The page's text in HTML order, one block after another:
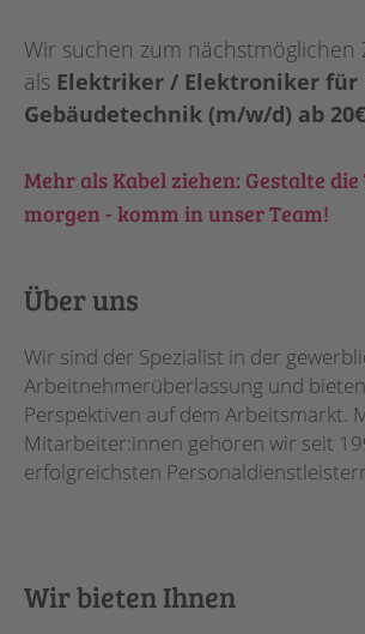
Wir suchen zum nächstmöglichen
als Elektriker / Elektroniker für
Gebäudetechnik (m/w/d) ab
Mehr als Kabel ziehen: Gestalte
morgen - komm in unser Team!
Über uns
Wir sind der Spezialist in der
Arbeitnehmerüberlassung und
Perspektiven auf dem Arbeitsmarkt.
Mitarbeiter:innen gehören wir seit
erfolgreichsten
Wir bieten Ihnen